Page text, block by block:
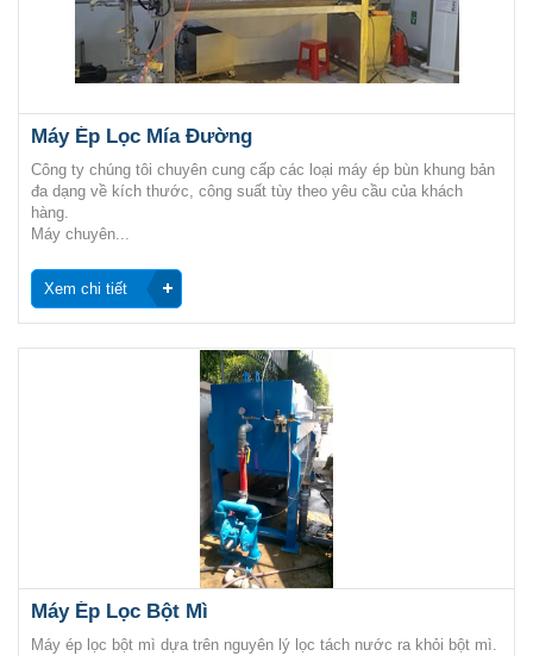
Máy Ép Lọc Mía Đường
Công ty chúng tôi chuyên cung cấp các loại máy ép bùn khung bản
đa dạng về kích thước, công suất tùy theo yêu cầu của khách
hàng.
Máy chuyên...
Xem chi tiết
Máy Ép Lọc Bột Mì
Máy ép lọc bột mì dựa trên nguyên lý lọc tách nước ra khỏi bột mì.